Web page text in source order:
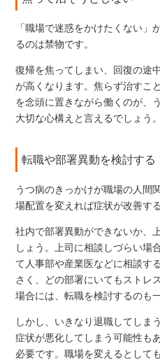
「職場で迷惑をかけたくない」
るのは禁物です。
復帰を焦ってしまい、回復の途
が高くなります。焦らず治すこ
を念頭に置きながら働くのが、
大切な心構えと言えるでしょう。
転職や部署異動を検討する
うつ病のきっかけが職場の人間
場配置を変えれば症状が改善す
社内で部署異動ができないか、
しょう。上司に相談しづらい場
て人事部や産業医などに相談す
さく、どの部署にいてもストレ
場合には、転職を検討するのも
しかし、いきなり退職してしま
症状が悪化してしまう可能性も
必要です。職場を変えるとして